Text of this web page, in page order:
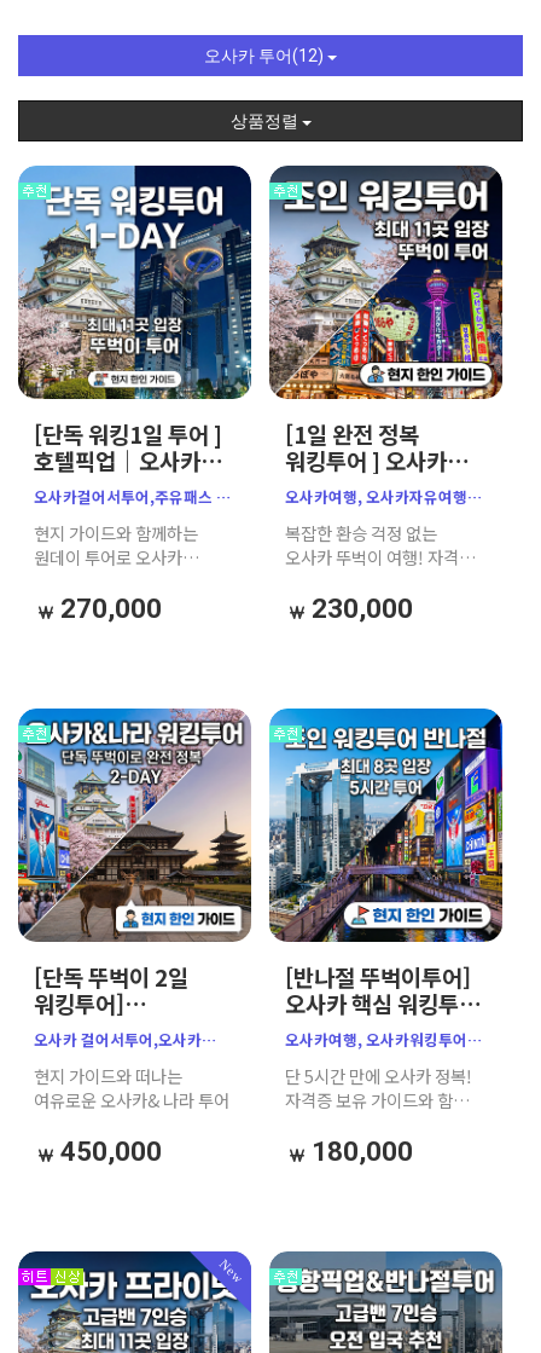
오사카 투어(12)
상품정렬
[단독 워킹1일 투어 ]
호텔픽업｜오사카&
나라 완전 정복｜한인
공식가이드｜
주유패스 추천
오사카걸어서투어,주유패스 ,
오사카 워킹투어, 오사카
뚜벅이 여행
현지 가이드와 함께하는
원데이 투어로 오사카
270,000
[1일 완전 정복
워킹투어 ] 오사카
소규모 한인 가이드｜
필수 명소 9곳｜
주유패스 추천
오사카여행, 오사카자유여행,
오사카가이드투어,
오사카워킹투어,
오사카주유패스,
주유패스투어,
오사카한인가이드, 오사카성,
오사카원데이투어,
뚜벅이여행, 오사카뚜벅이,
소규모투어, 일본가이드투어,
오사카코스추천, 가자고투어
복잡한 환승 걱정 없는
오사카 뚜벅이 여행! 자격증
오사카성, 우메다 공중정원,
도톤보리 크루즈 등 주유패스
230,000
[단독 뚜벅이 2일
워킹투어]
오사카1day &
나라1day 완전 정복
현지 한인 가이드
(주유패스 활용)
오사카 걸어서투어,오사카
오사카 뚜벅이,오사카워킹투어
현지 가이드와 떠나는
여유로운 오사카& 나라 투어
450,000
[반나절 뚜벅이투어]
오사카 핵심 워킹투어
｜소규모 한인 가이드
｜주유패스 추천
오사카여행, 오사카워킹투어,
오사카가이드투어,
오사카소규모투어,
오사카반나절투어, 난바투어,
일본워킹투어,
오사카원데이투어, 가자고투어
단 5시간 만에 오사카 정복!
자격증 보유 가이드와 함께
실속 만점 소규모 워킹투어
180,000
New